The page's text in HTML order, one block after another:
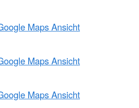
Maps Ansicht
Maps Ansicht
Maps Ansicht